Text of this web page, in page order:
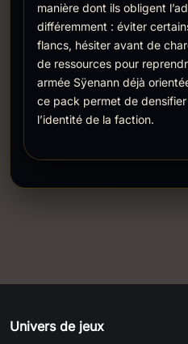
manière dont ils obligent
différemment : éviter
flancs, hésiter avant de
de ressources pour
armée Sÿenann déjà
ce pack permet de
l’identité de la faction.
Univers de jeux